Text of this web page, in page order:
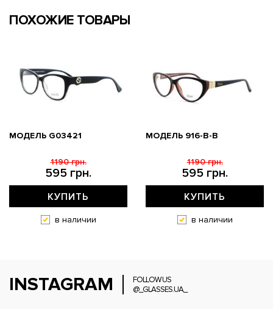
ПОХОЖИЕ ТОВАРЫ
МОДЕЛЬ G03421
595 грн.
1190 грн.
КУПИТЬ
в наличии
МОДЕЛЬ 916-B-B
595 грн.
1190 грн.
КУПИТЬ
в наличии
INSTAGRAM
FOLLOW US
@_GLASSES.UA_